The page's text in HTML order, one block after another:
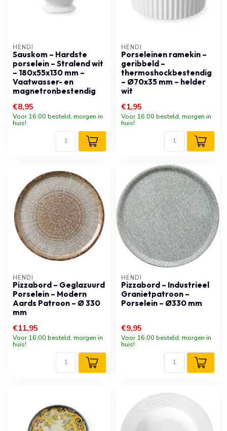
HENDI
Sauskom – Hardste
porselein – Stralend wit
– 180x55x130 mm –
Vaatwasser- en
magnetronbestendig
€8,95
Voor 16:00 besteld, morgen in
huis!
HENDI
Porseleinen ramekin –
geribbeld –
thermoshockbestendig
– Ø70x35 mm – helder
wit
€1,95
Voor 16:00 besteld, morgen in
huis!
HENDI
Pizzabord – Geglazuurd
Porselein – Modern
Aards Patroon – Ø 330
mm
€11,95
Voor 16:00 besteld, morgen in
huis!
HENDI
Pizzabord – Industrieel
Granietpatroon –
Porselein – Ø330 mm
€9,95
Voor 16:00 besteld, morgen in
huis!